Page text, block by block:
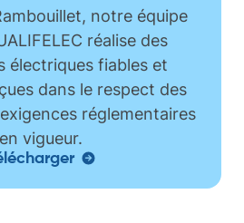
notre équipe
réalise des
électriques fiables et
dans le respect des
réglementaires
en vigueur.